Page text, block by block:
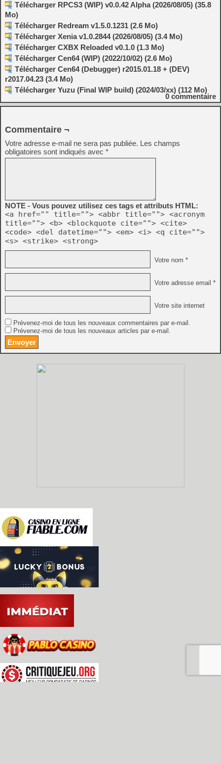
Télécharger RPCS3 (WIP) v0.0.42 Alpha (2026/08/05) (35.8
Mo)
Télécharger Redream v1.5.0.1231 (2.6 Mo)
Télécharger Xenia v1.0.2844 (2026/08/05) (3.4 Mo)
Télécharger CXBX Reloaded v0.1.0 (1.3 Mo)
Télécharger Cen64 (WIP) (2022/10/02) (2.6 Mo)
Télécharger Cen64 (Debugger) r2015.01.18 + (DEV)
r2017.04.23 (3.4 Mo)
Télécharger Yuzu (Final WIP build) (2024/03/xx) (112 Mo)
0 commentaire
Commentaire ¬
Votre adresse e-mail ne sera pas publiée. Les champs
obligatoires sont indiqués avec *
NOTE - Vous pouvez utilisez ces tags et attributs HTML:
<a href="" title=""> <abbr title=""> <acronym
title=""> <b> <blockquote cite=""> <cite>
<code> <del datetime=""> <em> <i> <q cite="">
<s> <strike> <strong>
Votre nom *
Votre adresse email *
Votre site internet
Prévenez-moi de tous les nouveaux commentaires par e-mail.
Prévenez-moi de tous les nouveaux articles par e-mail.